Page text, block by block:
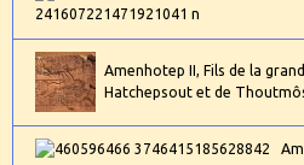
Amenhotep II, Fils de la
Hatchepsout et de